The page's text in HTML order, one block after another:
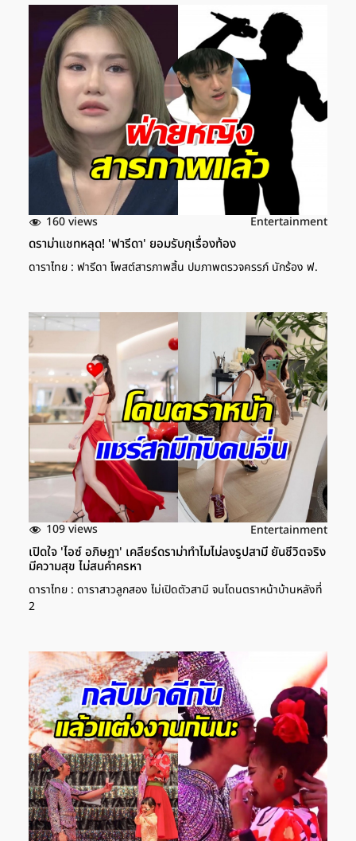
160 views Entertainment
ดราม่าแชทหลุด! 'ฟารีดา' ยอมรับกุเรื่องท้อง
ดาราไทย : ฟารีดา โพสต์สารภาพสิ้น ปมภาพตรวจครรภ์ นักร้อง ฟ.
109 views Entertainment
เปิดใจ 'ไอซ์ อภิษฎา' เคลียร์ดราม่าทำไมไม่ลงรูปสามี ยันชีวิตจริง
มีความสุข ไม่สนคำครหา
ดาราไทย : ดาราสาวลูกสอง ไม่เปิดตัวสามี จนโดนตราหน้าบ้านหลังที่
2